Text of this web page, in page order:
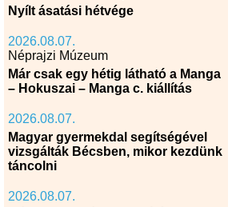
Nyílt ásatási hétvége
2026.08.07.
Néprajzi Múzeum
Már csak egy hétig látható a Manga
– Hokuszai – Manga c. kiállítás
2026.08.07.
Magyar gyermekdal segítségével
vizsgálták Bécsben, mikor kezdünk
táncolni
2026.08.07.